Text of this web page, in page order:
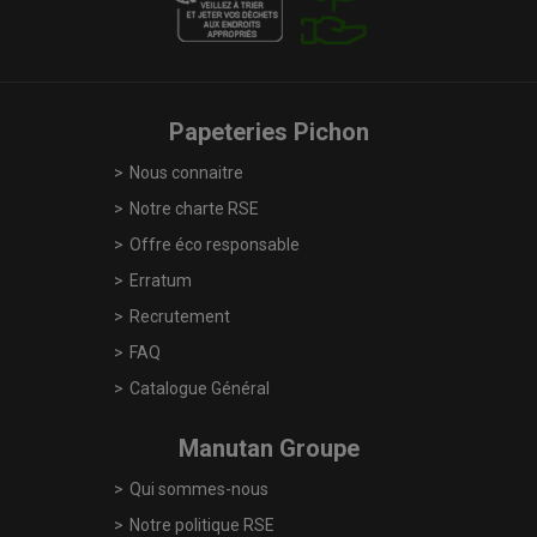
Papeteries Pichon
Nous connaitre
Notre charte RSE
Offre éco responsable
Erratum
Recrutement
FAQ
Catalogue Général
Manutan Groupe
Qui sommes-nous
Notre politique RSE